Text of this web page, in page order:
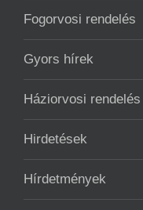
Fogorvosi rendelés
Gyors hírek
Háziorvosi rendelés
Hirdetések
Hírdetmények